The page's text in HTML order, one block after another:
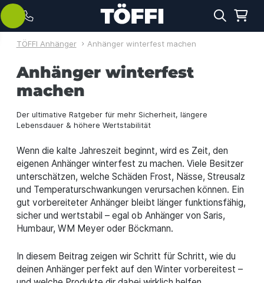
TÖFFI Anhänger Anhänger winterfest machen
Anhänger winterfest
machen
Der ultimative Ratgeber für mehr Sicherheit, längere
Lebensdauer & höhere Wertstabilität
Wenn die kalte Jahreszeit beginnt, wird es Zeit, den
eigenen Anhänger winterfest zu machen. Viele Besitzer
unterschätzen, welche Schäden Frost, Nässe, Streusalz
und Temperaturschwankungen verursachen können. Ein
gut vorbereiteter Anhänger bleibt länger funktionsfähig,
sicher und wertstabil – egal ob Anhänger von Saris,
Humbaur, WM Meyer oder Böckmann.
In diesem Beitrag zeigen wir Schritt für Schritt, wie du
deinen Anhänger perfekt auf den Winter vorbereitest –